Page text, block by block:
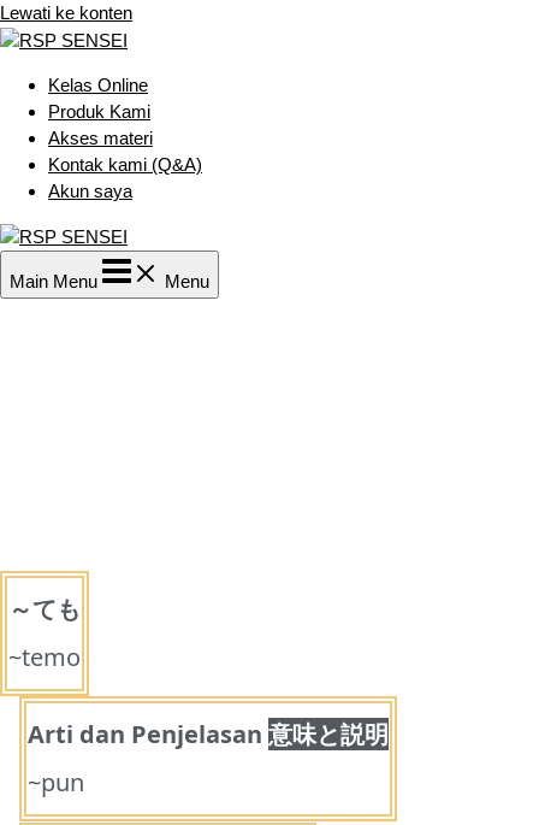
Lewati ke konten
Kelas Online
Produk Kami
Akses materi
Kontak kami (Q&A)
Akun saya
Main Menu Menu
～ても
~temo
Arti dan Penjelasan 意味と説明
~pun